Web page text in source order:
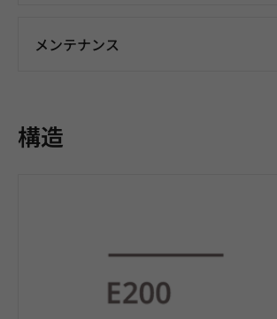
メンテナンス
構造